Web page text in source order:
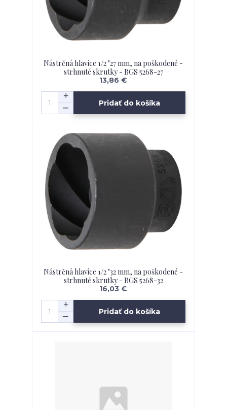
Nástrčná hlavice 1/2 "27 mm, na poškodené -
strhnuté skrutky - BGS 5268-27
13,86 €
Pridať do košíka
Nástrčná hlavice 1/2 "32 mm, na poškodené -
strhnuté skrutky - BGS 5268-32
16,03 €
Pridať do košíka